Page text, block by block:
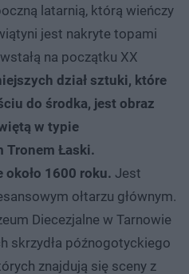
latarnią, którą wieńczy
jest nakryte topami
na początku XX
dział sztuki, które
do środka, jest obraz
w typie
Tronem Łaski.
około 1600 roku. Jest
ołtarzu głównym.
Diecezjalne w Tarnowie
skrzydła późnogotyckiego
znajdują się sceny z